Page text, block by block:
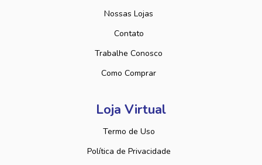
Nossas Lojas
Contato
Trabalhe Conosco
Como Comprar
Loja Virtual
Termo de Uso
Política de Privacidade